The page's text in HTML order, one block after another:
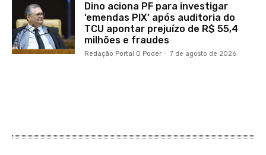
Dino aciona PF para investigar
‘emendas PIX’ após auditoria do
TCU apontar prejuízo de R$ 55,4
milhões e fraudes
Redação Portal O Poder - 7 de agosto de 2026